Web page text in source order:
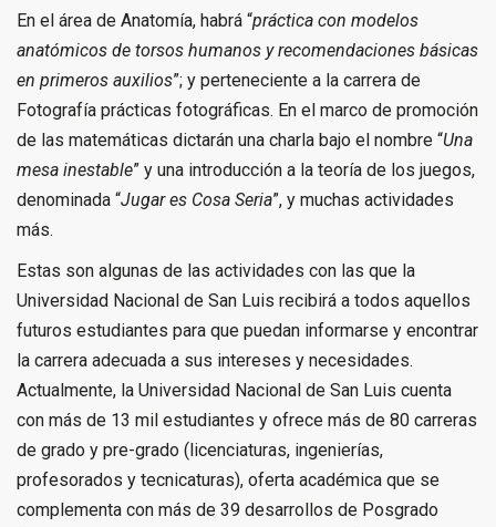
En el área de Anatomía, habrá “práctica con modelos
anatómicos de torsos humanos y recomendaciones básicas
en primeros auxilios”; y perteneciente a la carrera de
Fotografía prácticas fotográficas. En el marco de promoción
de las matemáticas dictarán una charla bajo el nombre “Una
mesa inestable” y una introducción a la teoría de los juegos,
denominada “Jugar es Cosa Seria”, y muchas actividades
más.
Estas son algunas de las actividades con las que la
Universidad Nacional de San Luis recibirá a todos aquellos
futuros estudiantes para que puedan informarse y encontrar
la carrera adecuada a sus intereses y necesidades.
Actualmente, la Universidad Nacional de San Luis cuenta
con más de 13 mil estudiantes y ofrece más de 80 carreras
de grado y pre-grado (licenciaturas, ingenierías,
profesorados y tecnicaturas), oferta académica que se
complementa con más de 39 desarrollos de Posgrado